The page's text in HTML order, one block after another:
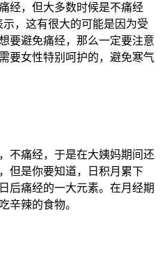
经，但大多数时候是不痛经
，这有很大的可能是因为受
要避免痛经，那么一定要注意
要女性特别呵护的，避免寒气
不痛经，于是在大姨妈期间还
但是你要知道，日积月累下
后痛经的一大元素。在月经期
辛辣的食物。